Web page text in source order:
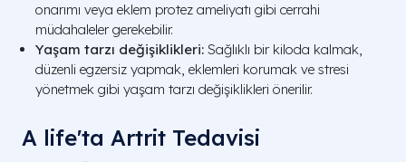
onarımı veya eklem protez ameliyatı gibi cerrahi
müdahaleler gerekebilir.
Yaşam tarzı değişiklikleri: Sağlıklı bir kiloda kalmak,
düzenli egzersiz yapmak, eklemleri korumak ve stresi
yönetmek gibi yaşam tarzı değişiklikleri önerilir.
A life'ta Artrit Tedavisi